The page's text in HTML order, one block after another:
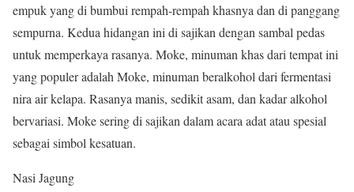
empuk yang di bumbui rempah-rempah khasnya dan di panggang
sempurna. Kedua hidangan ini di sajikan dengan sambal pedas
untuk memperkaya rasanya. Moke, minuman khas dari tempat ini
yang populer adalah Moke, minuman beralkohol dari fermentasi
nira air kelapa. Rasanya manis, sedikit asam, dan kadar alkohol
bervariasi. Moke sering di sajikan dalam acara adat atau spesial
sebagai simbol kesatuan.
Nasi Jagung